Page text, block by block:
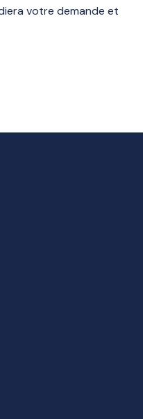
votre demande et